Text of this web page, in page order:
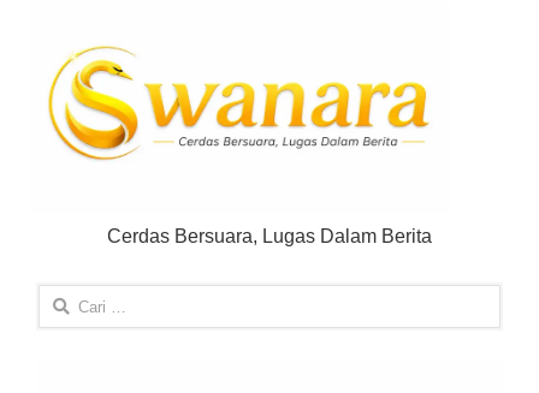
Cerdas Bersuara, Lugas Dalam Berita
Cari